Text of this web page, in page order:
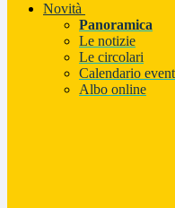
Novità
Panoramica
Le notizie
Le circolari
Calendario
Albo online